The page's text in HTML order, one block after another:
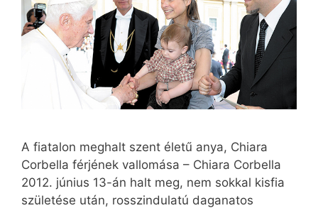
A fiatalon meghalt szent életű anya, Chiara
Corbella férjének vallomása – Chiara Corbella
2012. június 13-án halt meg, nem sokkal kisfia
születése után, rosszindulatú daganatos